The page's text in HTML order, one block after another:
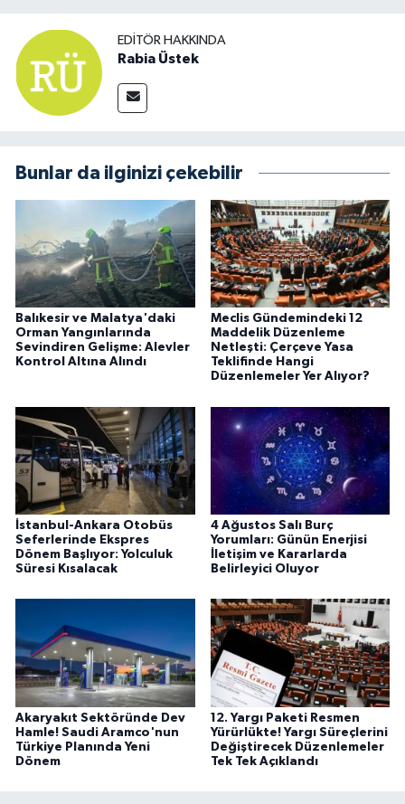
EDITÖR HAKKINDA
Rabia Üstek
Bunlar da ilginizi çekebilir
Balıkesir ve Malatya'daki
Orman Yangınlarında
Sevindiren Gelişme: Alevler
Kontrol Altına Alındı
Meclis Gündemindeki 12
Maddelik Düzenleme
Netleşti: Çerçeve Yasa
Teklifinde Hangi
Düzenlemeler Yer Alıyor?
İstanbul-Ankara Otobüs
Seferlerinde Ekspres
Dönem Başlıyor: Yolculuk
Süresi Kısalacak
4 Ağustos Salı Burç
Yorumları: Günün Enerjisi
İletişim ve Kararlarda
Belirleyici Oluyor
Akaryakıt Sektöründe Dev
Hamle! Saudi Aramco'nun
Türkiye Planında Yeni
Dönem
12. Yargı Paketi Resmen
Yürürlükte! Yargı Süreçlerini
Değiştirecek Düzenlemeler
Tek Tek Açıklandı